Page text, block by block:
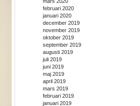
februari 2020
januari 2020
december 2019
november 2019
oktober 2019
september 2019
augusti 2019
juli 2019
juni 2019
maj 2019
april 2019
mars 2019
februari 2019
januari 2019